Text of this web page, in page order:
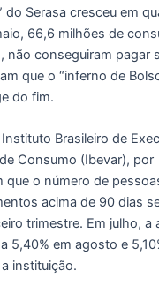
do Serasa cresceu em
66,6 milhões de
não conseguiram pagar
que o “inferno de
do fim.
Brasileiro de
Consumo (Ibevar), por
que o número de
acima de 90 dias
trimestre. Em julho, a
5,40% em agosto e
instituição.